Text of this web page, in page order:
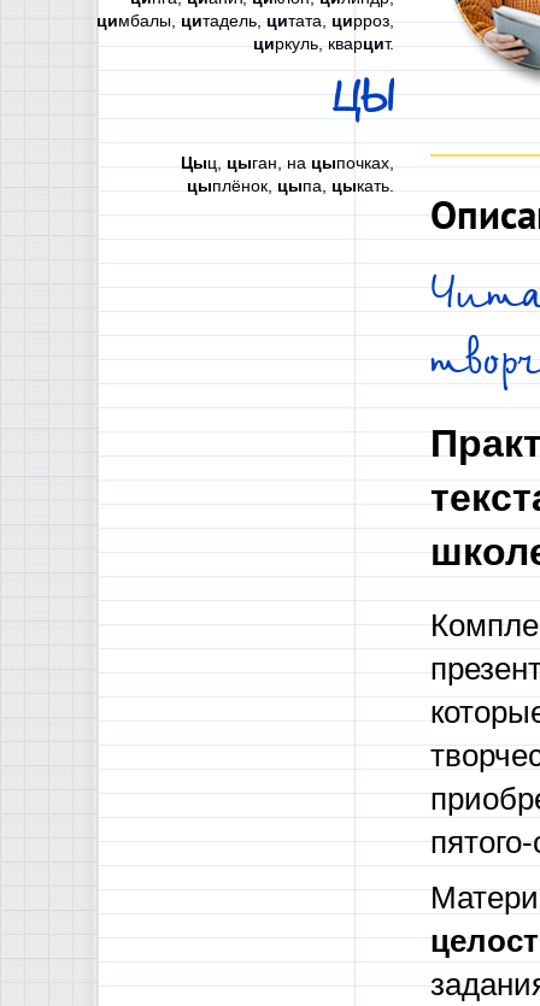
цимбалы,цитадель,цитата,цирроз,
циркуль, кварцит.
ЦЫ
Цыц,цыган, нацыпочках,
цыплёнок, цыпа, цыкать.